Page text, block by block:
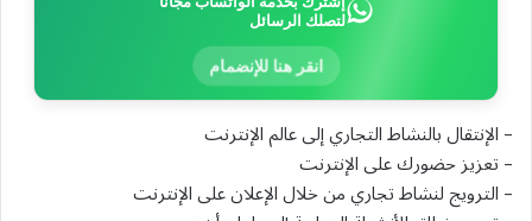
لتصلك الرسائل
انقر هنا للإنضمام
– الإنتقال بالنشاط التجاري إلى عالم الإنترنت
– تعزيز حضورك على الإنترنت
– الترويج لنشاط تجاري من خلال الإعلان على الإنترنت